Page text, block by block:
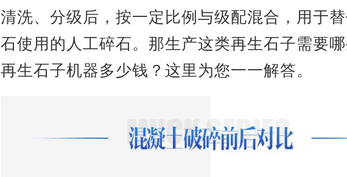
清洗、分级后，按一定比例与级配混合，用于
石使用的人工碎石。那生产这类再生石子需要
再生石子机器多少钱？这里为您一一解答。